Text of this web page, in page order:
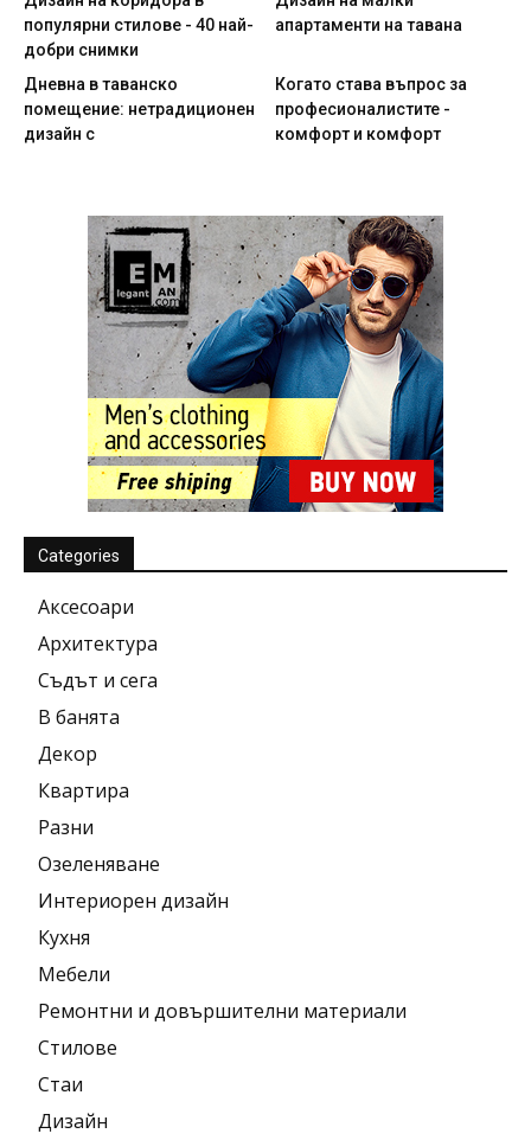
популярни стилове - 40 най-
добри снимки
апартаменти на тавана
Дневна в таванско
помещение: нетрадиционен
дизайн с
Когато става въпрос за
професионалистите -
комфорт и комфорт
Categories
Аксесоари
Архитектура
Съдът и сега
В банята
Декор
Квартира
Разни
Озеленяване
Интериорен дизайн
Кухня
Мебели
Ремонтни и довършителни материали
Стилове
Стаи
Дизайн